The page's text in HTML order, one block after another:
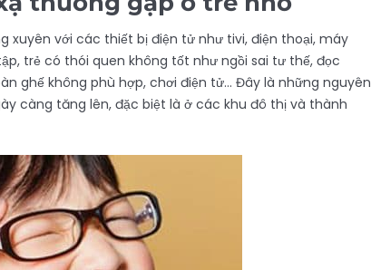
xuyên với các thiết bị điện tử như tivi, điện thoại, máy
trẻ có thói quen không tốt như ngồi sai tư thế, đọc
ghế không phù hợp, chơi điện tử… Đây là những nguyên
càng tăng lên, đặc biệt là ở các khu đô thị và thành